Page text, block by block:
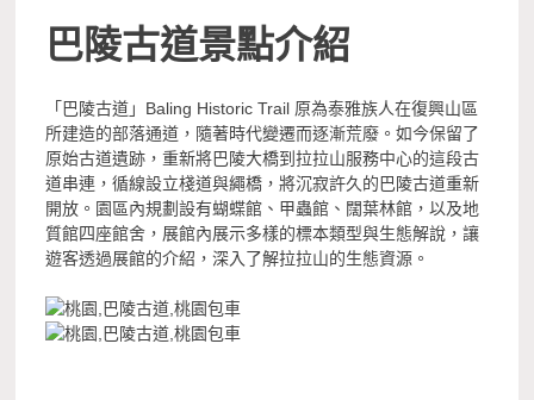
巴陵古道景點介紹
「巴陵古道」Baling Historic Trail 原為泰雅族人在復興山區
所建造的部落通道，隨著時代變遷而逐漸荒廢。如今保留了
原始古道遺跡，重新將巴陵大橋到拉拉山服務中心的這段古
道串連，循線設立棧道與繩橋，將沉寂許久的巴陵古道重新
開放。園區內規劃設有蝴蝶館、甲蟲館、闊葉林館，以及地
質館四座館舍，展館內展示多樣的標本類型與生態解說，讓
遊客透過展館的介紹，深入了解拉拉山的生態資源。